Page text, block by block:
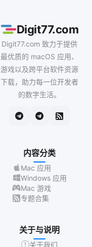
Digit77.com
Digit77.com 致力于提供
最优质的 macOS 应用、
游戏以及跨平台软件资源
下载，助力每一位开发者
的数字生活。
内容分类
Mac 应用
Windows 应用
Mac 游戏
专题合集
关于与说明
关于我们